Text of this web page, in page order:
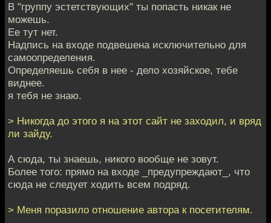
В "группу эстетствующих" ты попасть никак не
можешь.
Ее тут нет.
Надпись на входе подвешена исключительно для
самоопределения.
Определяешь себя в нее - дело хозяйское, тебе
виднее.
я тебя не знаю.
> Никогда до этого я на этот сайт не заходил, и вряд
ли зайду.
А сюда, ты знаешь, никого вообще не зовут.
Более того: прямо на входе _предупреждают_, что
сюда не следует ходить всем подряд.
> Меня поразило отношение автора к посетителям.